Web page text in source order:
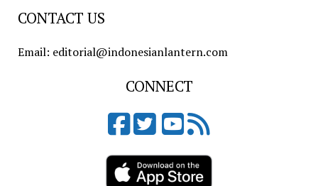
CONTACT US
Email: editorial@indonesianlantern.com
CONNECT